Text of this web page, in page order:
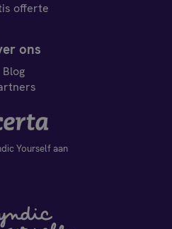
offerte
ons
Blog
Yourself aan